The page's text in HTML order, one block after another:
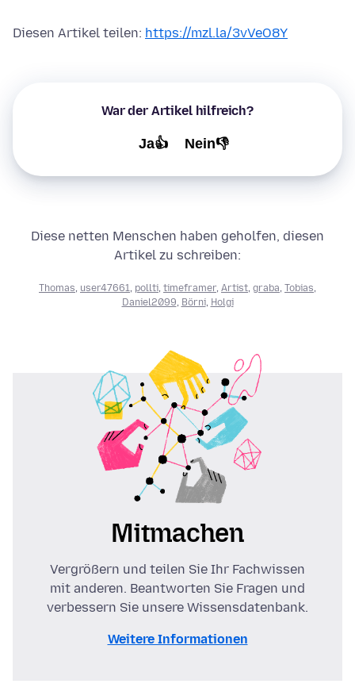
Diesen Artikel teilen: https://mzl.la/3vVeO8Y
War der Artikel hilfreich?
Ja👍 Nein👎
Diese netten Menschen haben geholfen, diesen
Artikel zu schreiben:
Thomas user47661 pollti timeframer, Artist graba Tobias
Daniel2099 Börni, Holgi
Mitmachen
Vergrößern und teilen Sie Ihr Fachwissen
mit anderen. Beantworten Sie Fragen und
verbessern Sie unsere Wissensdatenbank.
Weitere Informationen